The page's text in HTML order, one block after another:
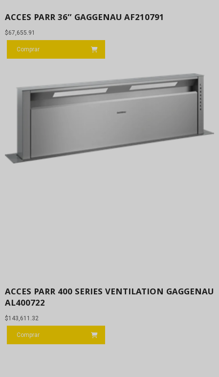
ACCES PARR 36″ GAGGENAU AF210791
$67,655.91
Comprar
ACCES PARR 400 SERIES VENTILATION GAGGENAU
AL400722
$143,611.32
Comprar